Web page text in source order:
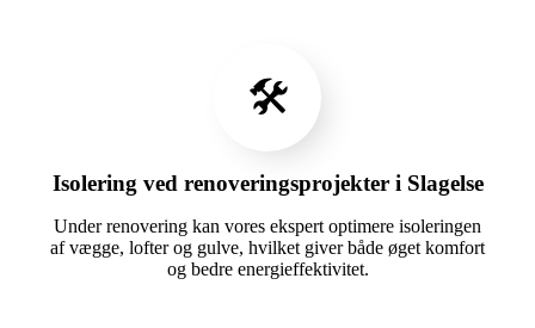
🛠️
Isolering ved renoveringsprojekter i Slagelse
Under renovering kan vores ekspert optimere isoleringen
af vægge, lofter og gulve, hvilket giver både øget komfort
og bedre energieffektivitet.